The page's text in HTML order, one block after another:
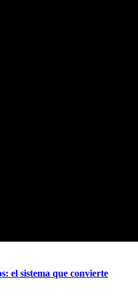
el sistema que convierte